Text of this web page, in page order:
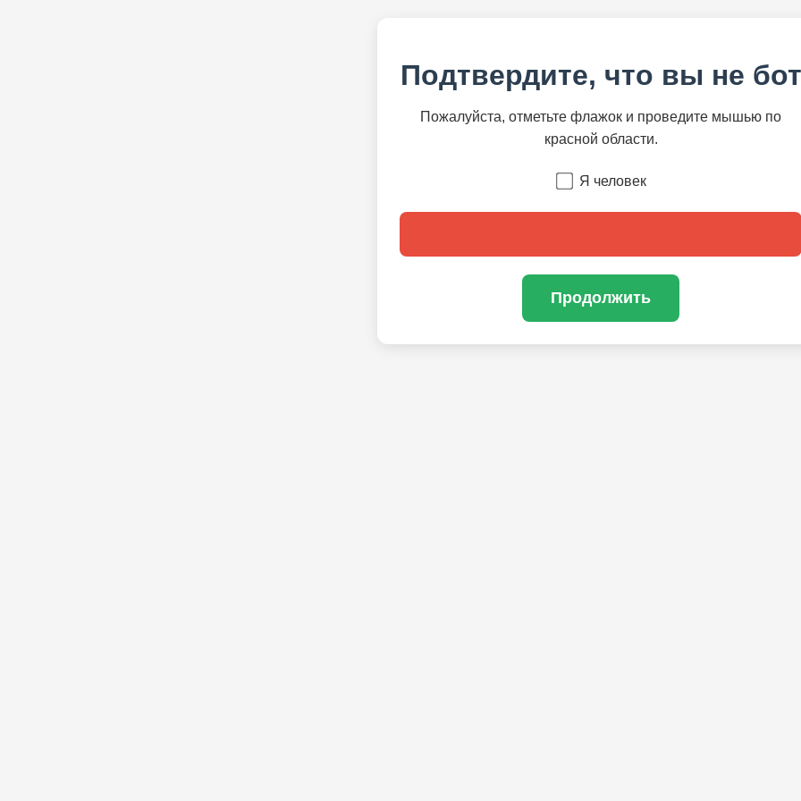
Подтвердите, что вы не бот
Пожалуйста, отметьте флажок и проведите мышью по
красной области.
Я человек
Продолжить